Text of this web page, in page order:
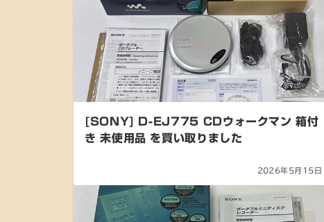
[SONY] D-EJ775 CDウォークマン 箱付
き 未使用品 を買い取りました
2026年5月15日